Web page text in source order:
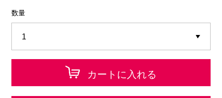
数量
カートに入れる